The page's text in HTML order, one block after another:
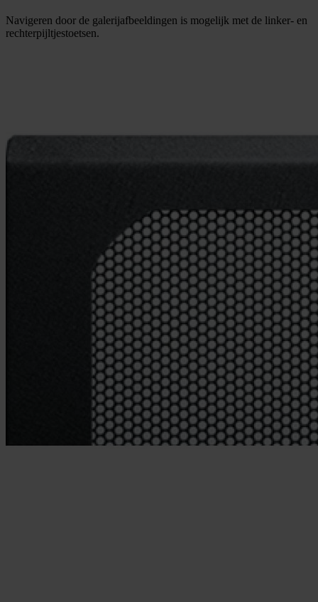
Navigeren door de galerijafbeeldingen is mogelijk met de linker- en
rechterpijltjestoetsen.